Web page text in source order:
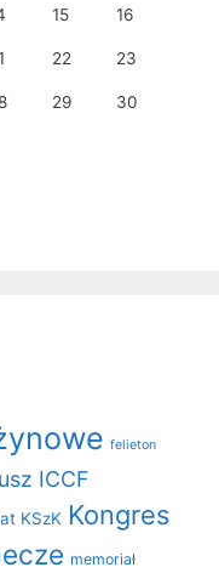
15 16
22 23
29 30
felieton
ICCF
KSzK Kongres
memoriał